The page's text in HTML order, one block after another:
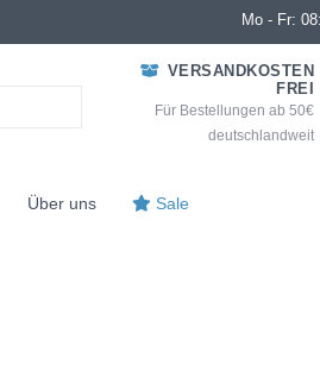
Mo - Fr:
VERSANDKOSTEN
FREI
Für Bestellungen ab 50€
deutschlandweit
Über uns Sale